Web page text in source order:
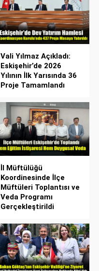
Vali Yılmaz Açıkladı:
Eskişehir’de 2026
Yılının İlk Yarısında 36
Proje Tamamlandı
İl Müftülüğü
Koordinesinde İlçe
Müftüleri Toplantısı ve
Veda Programı
Gerçekleştirildi